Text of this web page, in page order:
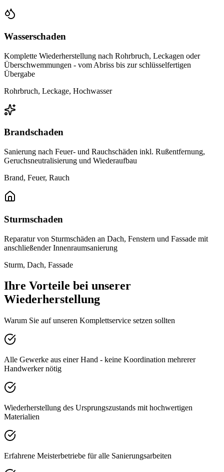
Wasserschaden
Komplette Wiederherstellung nach Rohrbruch, Leckagen oder
Überschwemmungen - vom Abriss bis zur schlüsselfertigen
Übergabe
Rohrbruch, Leckage, Hochwasser
Brandschaden
Sanierung nach Feuer- und Rauchschäden inkl. Rußentfernung,
Geruchsneutralisierung und Wiederaufbau
Brand, Feuer, Rauch
Sturmschaden
Reparatur von Sturmschäden an Dach, Fenstern und Fassade mit
anschließender Innenraumsanierung
Sturm, Dach, Fassade
Ihre Vorteile bei unserer
Wiederherstellung
Warum Sie auf unseren Komplettservice setzen sollten
Alle Gewerke aus einer Hand - keine Koordination mehrerer
Handwerker nötig
Wiederherstellung des Ursprungszustands mit hochwertigen
Materialien
Erfahrene Meisterbetriebe für alle Sanierungsarbeiten